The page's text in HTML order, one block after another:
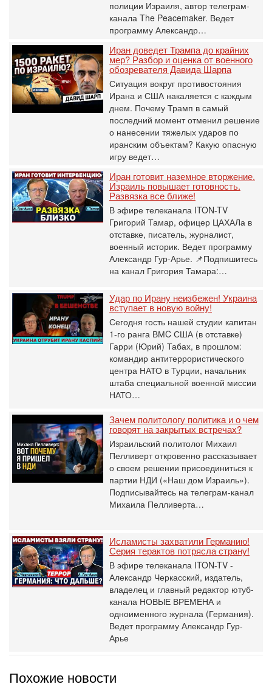
полиции Израиля, автор телеграм-
канала The Peacemaker. Ведет
программу Александр…
Иран доведет Трампа до крайних
мер? Разбор и оценка от военного
обозревателя Давида Шарпа
Ситуация вокруг противостояния
Ирана и США накаляется с каждым
днем. Почему Трамп в самый
последний момент отменил решение
о нанесении тяжелых ударов по
иранским объектам? Какую опасную
игру ведет…
Иран готовит наземное вторжение.
Израиль повышает готовность.
Развязка все ближе!
В эфире телеканала ITON-TV
Григорий Тамар, офицер ЦАХАЛа в
отставке, писатель, журналист,
военный историк. Ведет программу
Александр Гур-Арье. 📌Подпишитесь
на канал Григория Тамара:…
Удар по Ирану неизбежен! Украина
вступает в новую войну!
Сегодня гость нашей студии капитан
1-го ранга ВМC США (в отставке)
Гарри (Юрий) Табах, в прошлом:
командир антитеррористического
центра НАТО в Турции, начальник
штаба специальной военной миссии
НАТО…
Зачем политологу политика и о чем
говорят на закрытых встречах?
Израильский политолог Михаил
Пелливерт откровенно рассказывает
о своем решении присоединиться к
партии НДИ («Наш дом Израиль»).
Подписывайтесь на телеграм-канал
Михаила Пелливерта…
Исламисты захватили Германию!
Серия терактов потрясла страну!
В эфире телеканала ITON-TV -
Александр Черкасский, издатель,
владелец и главный редактор ютуб-
канала НОВЫЕ ВРЕМЕНА и
одноименного журнала (Германия).
Ведет программу Александр Гур-
Арье
Похожие новости